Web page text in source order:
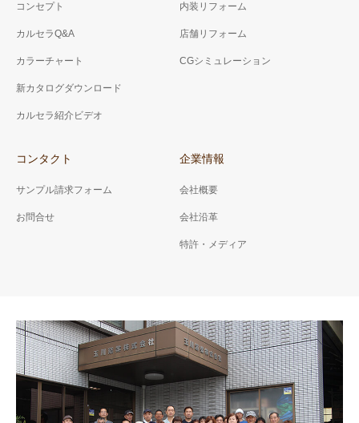
コンセプト
カルセラQ&A
カラーチャート
新カタログダウンロード
カルセラ紹介ビデオ
内装リフォーム
店舗リフォーム
CGシミュレーション
コンタクト
サンプル請求フォーム
お問合せ
企業情報
会社概要
会社沿革
特許・メディア